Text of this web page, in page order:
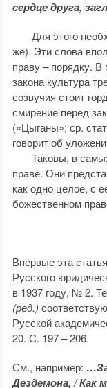
сердце друга,
Для этого
же). Эти слова
праву – порядку. В
закона культура
созвучия стоит
смирение перед
(«Цыганы»; ср.
говорит об
Таковы, в
праве. Они
как одно целое, с
божественном
Впервые эта
Русского
в 1937 году, № 2.
(ред.)
Русской
20. С. 197 – 206.
См., например:
Дездемона, / Как